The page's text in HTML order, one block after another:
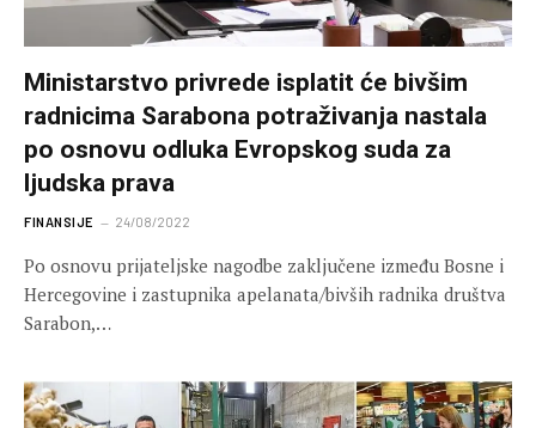
Ministarstvo privrede isplatit će bivšim
radnicima Sarabona potraživanja nastala
po osnovu odluka Evropskog suda za
ljudska prava
FINANSIJE 24/08/2022
Po osnovu prijateljske nagodbe zaključene između Bosne i
Hercegovine i zastupnika apelanata/bivših radnika društva
Sarabon,…